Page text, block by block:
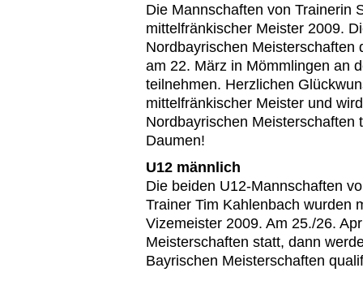
Die Mannschaften von Trainerin
mittelfränkischer Meister 2009.
Nordbayrischen Meisterschaften
am 22. März in Mömmlingen an
teilnehmen. Herzlichen
mittelfränkischer Meister und
Nordbayrischen Meisterschaften
Daumen!
U12 männlich
Die beiden U12-Mannschaften
Trainer Tim Kahlenbach wurden
Vizemeister 2009. Am 25./26.
Meisterschaften statt, dann
Bayrischen Meisterschaften